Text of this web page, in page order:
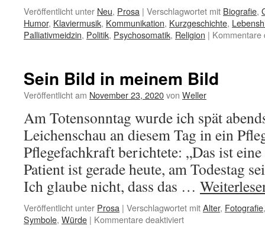
Veröffentlicht unter Neu, Prosa | Verschlagwortet mit Biografie,
Humor, Klaviermusik, Kommunikation, Kurzgeschichte,
Palliativmeidzin, Politik, Psychosomatik, Religion | Kommentare
Sein Bild in meinem Bild
Veröffentlicht am November 23, 2020von Weller
Am Totensonntag wurde ich spät
Leichenschau an diesem Tag in ein
Pflegefachkraft berichtete: „Das ist
Patient ist gerade heute, am Todestag
Ich glaube nicht, dass das …
Veröffentlicht unter Prosa | Verschlagwortet mitAlter, Fotografie
Symbole, Würde | Kommentare deaktiviertfür